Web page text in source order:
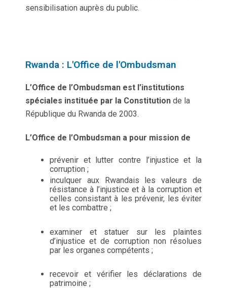
sensibilisation auprès du public.
Rwanda : L'Office de l'Ombudsman
L’Office de l’Ombudsman est l’institutions
spéciales instituée par la Constitution de la
République du Rwanda de 2003.
L’Office de l’Ombudsman a pour mission de
prévenir et lutter contre l’injustice et la
corruption ;
inculquer aux Rwandais les valeurs de
résistance à l’injustice et à la corruption et
celles consistant à les prévenir, les éviter
et les combattre ;
examiner et statuer sur les plaintes
d’injustice et de corruption non résolues
par les organes compétents ;
recevoir et vérifier les déclarations de
patrimoine ;